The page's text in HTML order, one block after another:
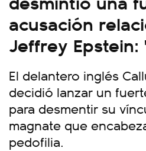
acusación
Jeffrey Epstein:
El delantero inglés
decidió lanzar un
para desmentir su
magnate que
pedofilia.